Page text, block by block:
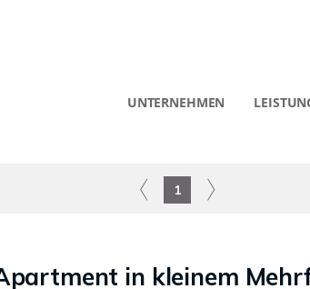
UNTERNEHMEN
1
in kleinem